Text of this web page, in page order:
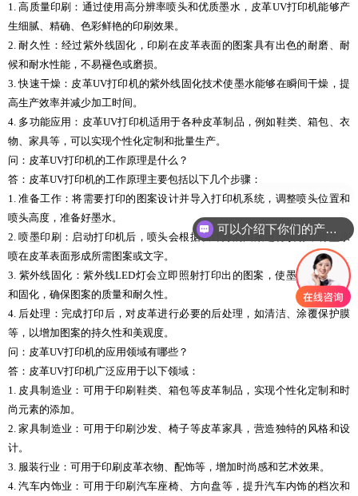
1. 高质量印刷：通过使用高分辨率喷头和优质墨水，皮革UV打印机能够产
生细腻、精确、色彩鲜艳的印刷效果。
2. 耐久性：经过紫外线固化，印刷在皮革表面的图案具有出色的耐磨、耐
候和耐水性能，不易褪色或磨损。
3. 快速干燥：皮革UV打印机的紫外线固化技术使墨水能够在瞬间干燥，提
高生产效率并减少加工时间。
4. 多功能应用：皮革UV打印机适用于各种皮革制品，例如鞋类、箱包、衣
物、家具等，可以实现个性化定制和批量生产。
问：皮革UV打印机的工作原理是什么？
答：皮革UV打印机的工作原理主要包括以下几个步骤：
1. 准备工作：将需要打印的图案设计并导入打印机系统，调整喷头位置和
喷头高度，准备好墨水。
2. 喷墨印刷：启动打印机后，喷头会根据设计好的图案进行喷射，将墨水
喷在皮革表面形成所需图案或文字。
3. 紫外线固化：紫外线LED灯会立即照射打印出的图案，使墨水快速干燥
和固化，确保图案的质量和耐久性。
4. 后处理：完成打印后，对皮革进行必要的后处理，如清洁、涂覆保护膜
等，以增加图案的持久性和美观度。
问：皮革UV打印机的应用领域有哪些？
答：皮革UV打印机广泛应用于以下领域：
1. 皮具制造业：可用于印刷鞋类、箱包等皮革制品，实现个性化定制和时
尚元素的添加。
2. 家具制造业：可用于印刷沙发、椅子等皮革家具，营造独特的风格和设
计。
3. 服装行业：可用于印刷皮革衣物、配饰等，增加时尚感和艺术效果。
4. 汽车内饰业：可用于印刷汽车座椅、方向盘等，提升汽车内饰的档次和
可以介绍下你们的产品么